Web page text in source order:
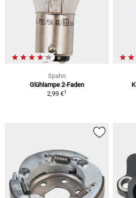
Spahn
Glühlampe 2-Faden
2,99 €1